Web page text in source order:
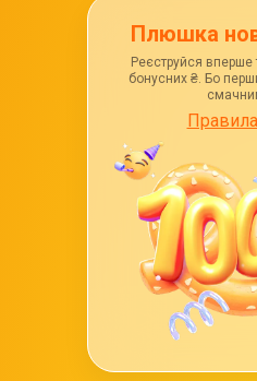
Плюшка
Реєструйся вперше
бонусних ₴. Бо
Правила